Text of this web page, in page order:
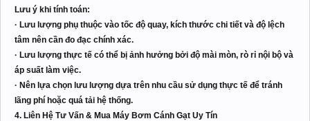
Lưu ý khi tính toán:
· Lưu lượng phụ thuộc vào tốc độ quay, kích thước chi tiết và độ lệch
tâm nên cần đo đạc chính xác.
· Lưu lượng thực tế có thể bị ảnh hưởng bởi độ mài mòn, rò rỉ nội bộ và
áp suất làm việc.
· Nên lựa chọn lưu lượng dựa trên nhu cầu sử dụng thực tế để tránh
lãng phí hoặc quá tải hệ thống.
4. Liên Hệ Tư Vấn & Mua Máy Bơm Cánh Gạt Uy Tín